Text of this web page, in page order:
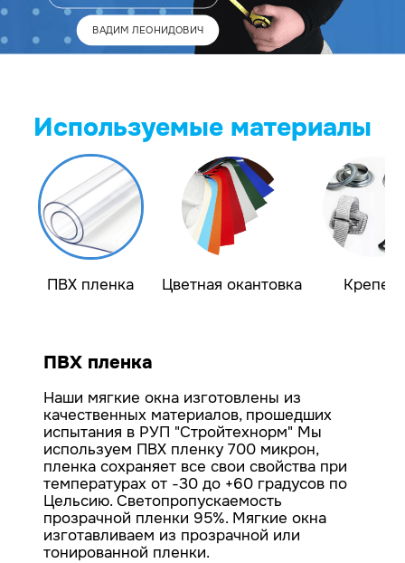
ВАДИМ ЛЕОНИДОВИЧ
Используемые материалы
ПВХ пленка Цветная окантовка Крепеж
ПВХ пленка
Наши мягкие окна изготовлены из
качественных материалов, прошедших
испытания в РУП "Стройтехнорм" Мы
используем ПВХ пленку 700 микрон,
пленка сохраняет все свои свойства при
температурах от -30 до +60 градусов по
Цельсию. Светопропускаемость
прозрачной пленки 95%. Мягкие окна
изготавливаем из прозрачной или
тонированной пленки.